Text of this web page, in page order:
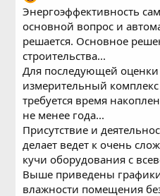
Энергоэффективность
основной вопрос и
решается. Основное
строительства...
Для последующей
измерительный
требуется время
не менее года...
Присутствие и
делает ведет к очень
кучи оборудования с
Выше приведены
влажности помещения